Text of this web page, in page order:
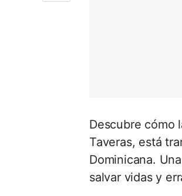
Descubre cómo
Taveras, está
Dominicana.
salvar vidas y